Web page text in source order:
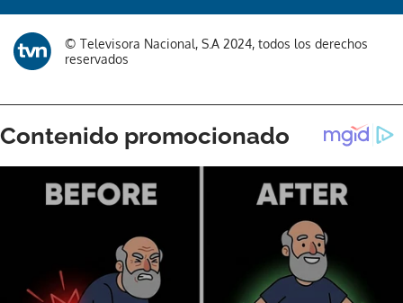
© Televisora Nacional, S.A 2024, todos los derechos
reservados